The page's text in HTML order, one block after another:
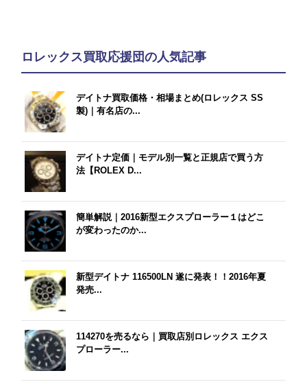
ロレックス買取応援団の人気記事
デイトナ買取価格・相場まとめ(ロレックス SS
製)｜有名店の...
デイトナ定価｜モデル別一覧と正規店で買う方
法【ROLEX D...
簡単解説｜2016新型エクスプローラー１はどこ
が変わったのか...
新型デイトナ 116500LN 遂に発表！！2016年夏
発売...
114270を売るなら｜買取店別ロレックス エクス
プローラー...